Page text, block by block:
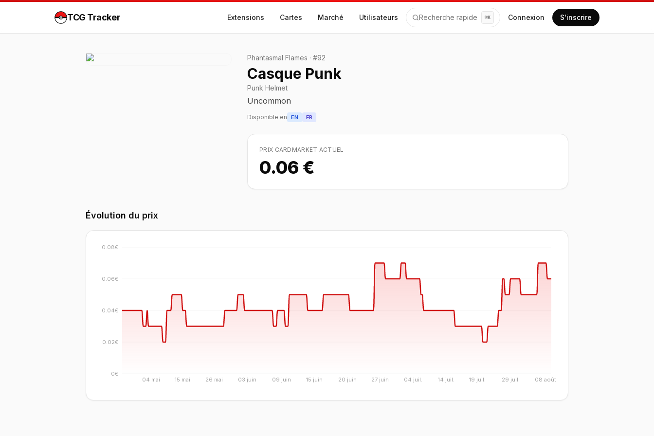
TCG Tracker Extensions Cartes Marché Utilisateurs Recherche rapide ⌘K Connexion S'inscrire
Phantasmal Flames · #92
Casque Punk
Punk Helmet
Uncommon
Disponible en EN FR
PRIX CARDMARKET ACTUEL
0.06 €
Évolution du prix
04 mai 15 mai 26 mai 03 juin 09 juin 15 juin 20 juin 27 juin 04 juil. 14 juil. 19 juil. 29 juil. 08 août
0€
0.02€
0.04€
0.06€
0.08€